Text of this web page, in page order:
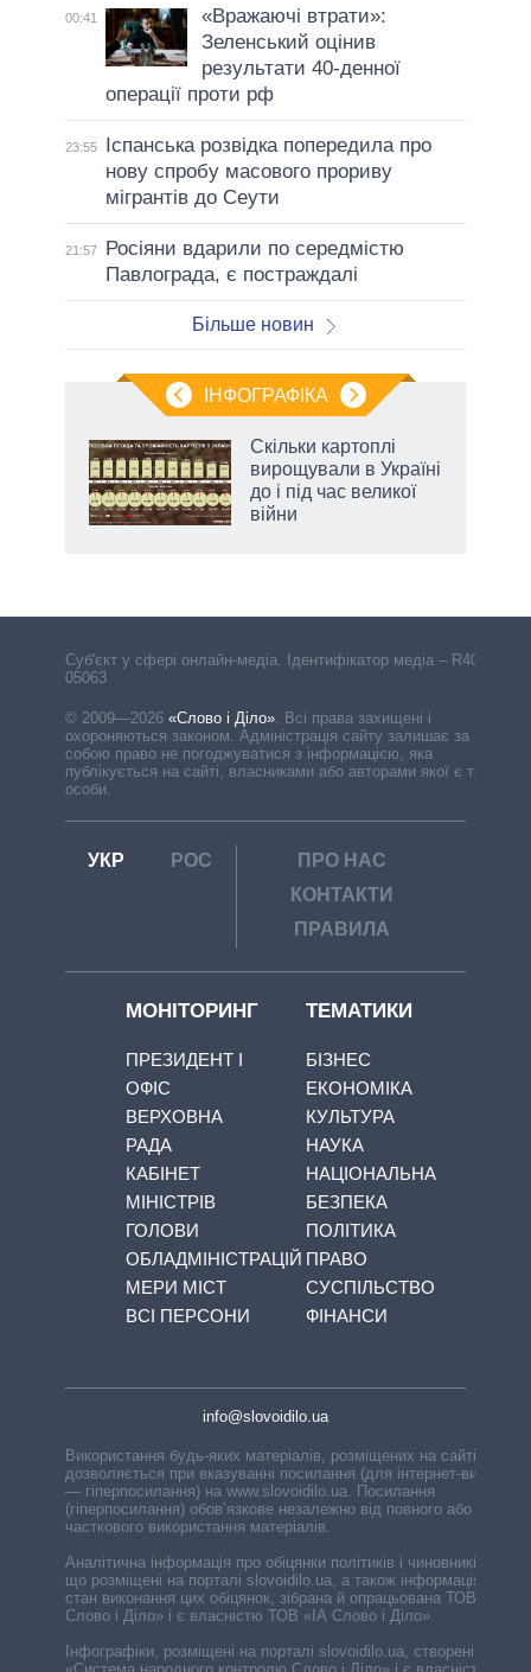
00:41
«Вражаючі втрати»:
Зеленський оцінив
результати 40-денної
операції проти рф
23:55
Іспанська розвідка попередила про
нову спробу масового прориву
мігрантів до Сеути
21:57
Росіяни вдарили по середмістю
Павлограда, є постраждалі
Більше новин
ІНФОГРАФІКА
Скільки картоплі
вирощували в Україні
до і під час великої
війни
Cуб'єкт у сфері онлайн-медіа. Ідентифікатор медіа – R40-
05063
© 2009—2026 «Слово і Діло». Всі права захищені і
охороняються законом. Адміністрація сайту залишає за
собою право не погоджуватися з інформацією, яка
публікується на сайті, власниками або авторами якої є треті
особи.
УКР РОС
ПРО НАС
КОНТАКТИ
ПРАВИЛА
МОНІТОРИНГ
ПРЕЗИДЕНТ І
ОФІС
ВЕРХОВНА
РАДА
КАБІНЕТ
МІНІСТРІВ
ГОЛОВИ
ОБЛАДМІНІСТРАЦІЙ
МЕРИ МІСТ
ВСІ ПЕРСОНИ
ТЕМАТИКИ
БІЗНЕС
ЕКОНОМІКА
КУЛЬТУРА
НАУКА
НАЦІОНАЛЬНА
БЕЗПЕКА
ПОЛІТИКА
ПРАВО
СУСПІЛЬСТВО
ФІНАНСИ
info@slovoidilo.ua
Використання будь-яких матеріалів, розміщених на сайті,
дозволяється при вказуванні посилання (для інтернет-видань
— гіперпосилання) на www.slovoidilo.ua. Посилання
(гіперпосилання) обов’язкове незалежно від повного або
часткового використання матеріалів.
Аналітична інформація про обіцянки політиків і чиновників,
що розміщені на порталі slovoidilo.ua, а також інформація про
стан виконання цих обіцянок, зібрана й опрацьована ТОВ «ІА
Слово і Діло» і є власністю ТОВ «ІА Слово і Діло».
Інфографіки, розміщені на порталі slovoidilo.ua, створені ГО